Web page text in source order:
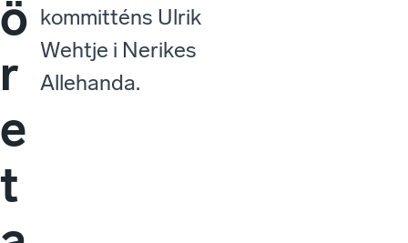
ö
r
e
t
kommitténs Ulrik
Wehtje i Nerikes
Allehanda.